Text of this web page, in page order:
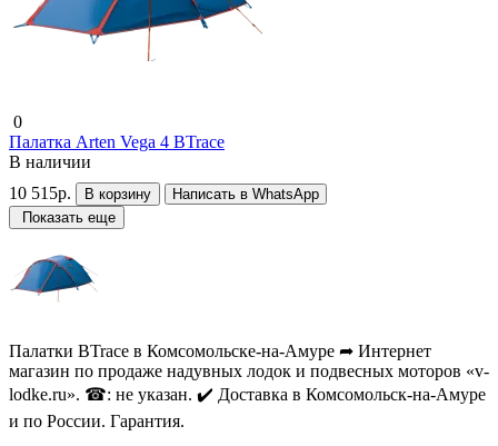
0
Палатка Arten Vega 4 BTrace
В наличии
10 515р.
В корзину
Написать в WhatsApp
Показать еще
Палатки BTrace в Комсомольске-на-Амуре ➦ Интернет
магазин по продаже надувных лодок и подвесных моторов «v-
lodke.ru». ☎: не указан. ✔️ Доставка в Комсомольск-на-Амуре
и по России. Гарантия.